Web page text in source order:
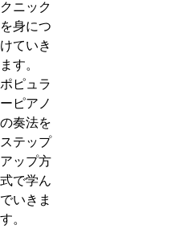
クニック
を身につ
けていき
ます。
ポピュラ
ーピアノ
の奏法を
ステップ
アップ方
式で学ん
でいきま
す。